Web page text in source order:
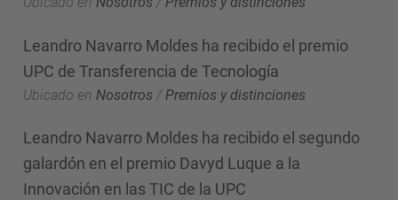
Leandro Navarro Moldes ha recibido el premio
UPC de Transferencia de Tecnología
Ubicado en Nosotros / Premios y distinciones
Leandro Navarro Moldes ha recibido el segundo
galardón en el premio Davyd Luque a la
Innovación en las TIC de la UPC